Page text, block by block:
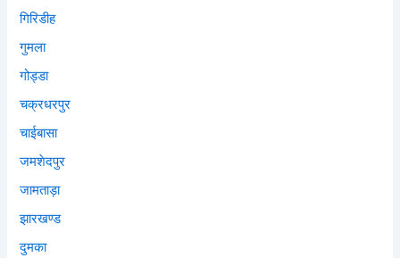
गिरिडीह
गुमला
गोड्डा
चक्रधरपुर
चाईबासा
जमशेदपुर
जामताड़ा
झारखण्ड
दुमका